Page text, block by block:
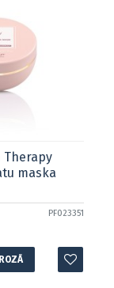
PF023351
Therapy
maska